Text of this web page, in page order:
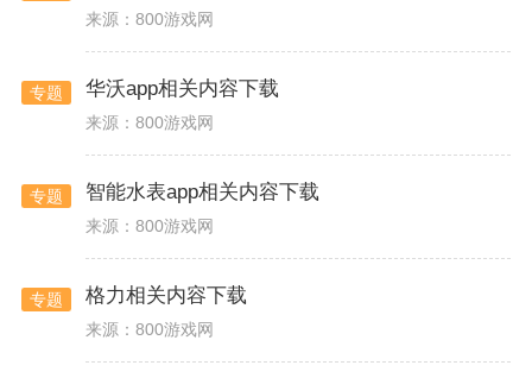
来源：800游戏网
专题 华沃app相关内容下载
来源：800游戏网
专题 智能水表app相关内容下载
来源：800游戏网
专题 格力相关内容下载
来源：800游戏网